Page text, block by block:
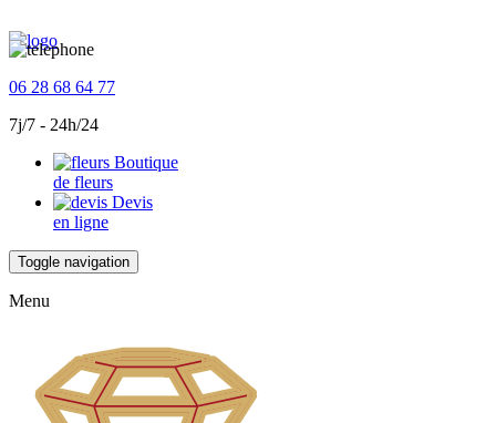
06 28 68 64 77
7j/7 - 24h/24
Boutique
de fleurs
Devis
en ligne
Toggle navigation
Menu